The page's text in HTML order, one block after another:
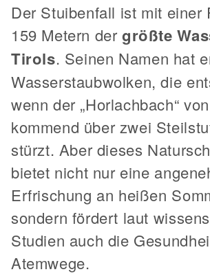
Der Stuibenfall ist mit einer
159 Metern dergrößte
Tirols. Seinen Namen hat
Wasserstaubwolken, die
wenn der „Horlachbach“
kommend über zwei
stürzt. Aber dieses
bietet nicht nur eine
Erfrischung an heißen
sondern fördert laut
Studien auch die
Atemwege.